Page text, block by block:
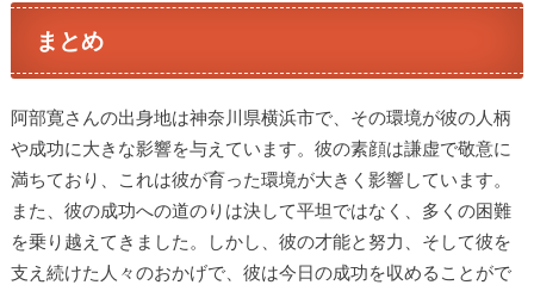
まとめ
阿部寛さんの出身地は神奈川県横浜市で、その環境が彼の人柄
や成功に大きな影響を与えています。彼の素顔は謙虚で敬意に
満ちており、これは彼が育った環境が大きく影響しています。
また、彼の成功への道のりは決して平坦ではなく、多くの困難
を乗り越えてきました。しかし、彼の才能と努力、そして彼を
支え続けた人々のおかげで、彼は今日の成功を収めることがで